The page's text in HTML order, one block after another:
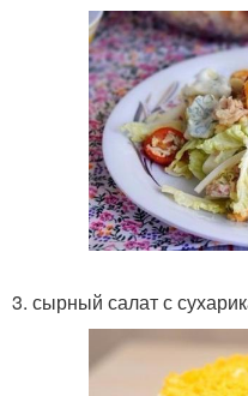
3. сырный салат с